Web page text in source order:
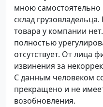
мною
склад
товара у компании
полностью
отсутствует. От лица
извинения за
С данным человеком
прекращено и не
возобновления.